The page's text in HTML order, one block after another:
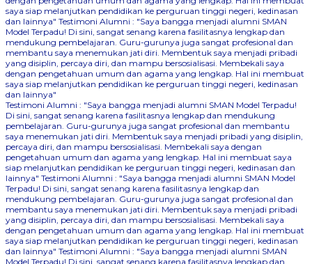
saya siap melanjutkan pendidikan ke perguruan tinggi negeri, kedinasan
dan lainnya" Testimoni Alumni : "Saya bangga menjadi alumni SMAN
Model Terpadu! Di sini, sangat senang karena fasilitasnya lengkap dan
mendukung pembelajaran. Guru-gurunya juga sangat profesional dan
membantu saya menemukan jati diri. Membentuk saya menjadi pribadi
yang disiplin, percaya diri, dan mampu bersosialisasi. Membekali saya
dengan pengetahuan umum dan agama yang lengkap. Hal ini membuat
saya siap melanjutkan pendidikan ke perguruan tinggi negeri, kedinasan
dan lainnya"
Testimoni Alumni : "Saya bangga menjadi alumni SMAN Model Terpadu!
Di sini, sangat senang karena fasilitasnya lengkap dan mendukung
pembelajaran. Guru-gurunya juga sangat profesional dan membantu
saya menemukan jati diri. Membentuk saya menjadi pribadi yang disiplin,
percaya diri, dan mampu bersosialisasi. Membekali saya dengan
pengetahuan umum dan agama yang lengkap. Hal ini membuat saya
siap melanjutkan pendidikan ke perguruan tinggi negeri, kedinasan dan
lainnya" Testimoni Alumni : "Saya bangga menjadi alumni SMAN Model
Terpadu! Di sini, sangat senang karena fasilitasnya lengkap dan
mendukung pembelajaran. Guru-gurunya juga sangat profesional dan
membantu saya menemukan jati diri. Membentuk saya menjadi pribadi
yang disiplin, percaya diri, dan mampu bersosialisasi. Membekali saya
dengan pengetahuan umum dan agama yang lengkap. Hal ini membuat
saya siap melanjutkan pendidikan ke perguruan tinggi negeri, kedinasan
dan lainnya" Testimoni Alumni : "Saya bangga menjadi alumni SMAN
Model Terpadu! Di sini, sangat senang karena fasilitasnya lengkap dan